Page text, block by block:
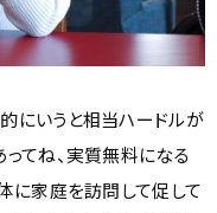
にいうと相当ハードルが
ってね、実質無料になる
に家庭を訪問して促して